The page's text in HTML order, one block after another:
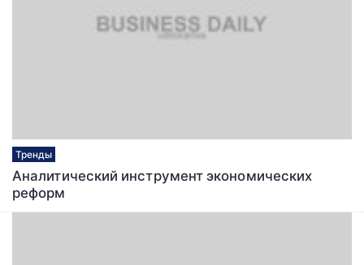
Тренды
Аналитический инструмент экономических
реформ